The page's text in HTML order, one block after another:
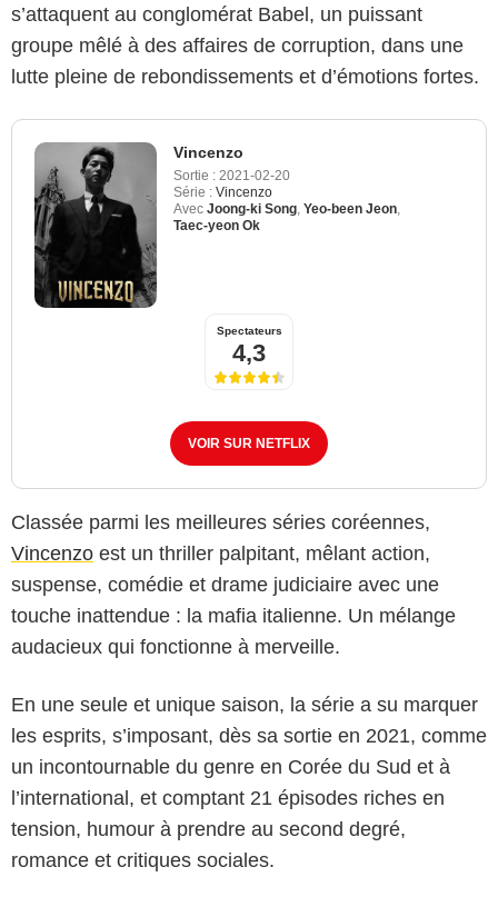
s’attaquent au conglomérat Babel, un puissant
groupe mêlé à des affaires de corruption, dans une
lutte pleine de rebondissements et d’émotions fortes.
Vincenzo
Sortie : 2021-02-20
Série : Vincenzo
Avec Joong-ki Song Yeo-been Jeon
Taec-yeon Ok
Spectateurs
4,3
VOIR SUR NETFLIX
Classée parmi les meilleures séries coréennes,
Vincenzo est un thriller palpitant, mêlant action,
suspense, comédie et drame judiciaire avec une
touche inattendue : la mafia italienne. Un mélange
audacieux qui fonctionne à merveille.
En une seule et unique saison, la série a su marquer
les esprits, s’imposant, dès sa sortie en 2021, comme
un incontournable du genre en Corée du Sud et à
l’international, et comptant 21 épisodes riches en
tension, humour à prendre au second degré,
romance et critiques sociales.